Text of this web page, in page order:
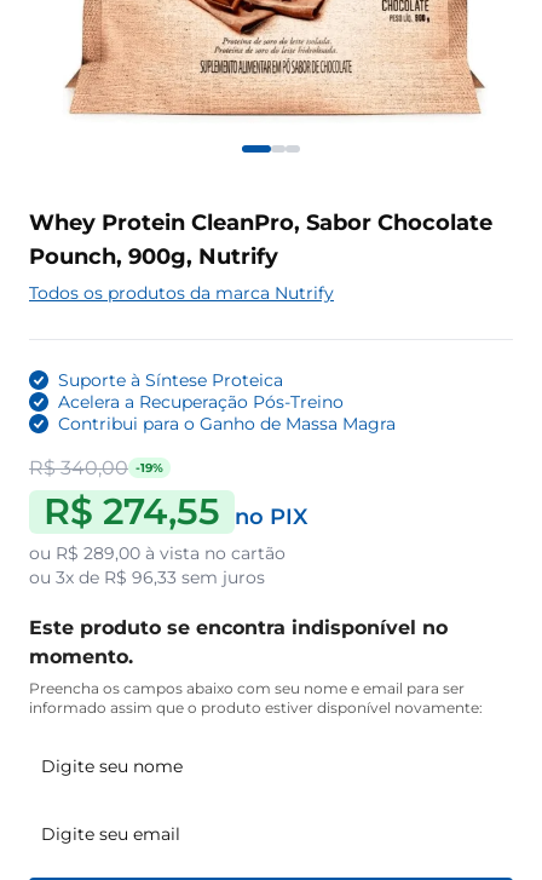
Whey Protein CleanPro, Sabor Chocolate
Pounch, 900g, Nutrify
Todos os produtos da marca Nutrify
Suporte à Síntese Proteica
Acelera a Recuperação Pós-Treino
Contribui para o Ganho de Massa Magra
R$ 340,00 -19%
R$ 274,55 no PIX
ou R$ 289,00 à vista no cartão
ou 3x de R$ 96,33 sem juros
Este produto se encontra indisponível no
momento.
Preencha os campos abaixo com seu nome e email para ser
informado assim que o produto estiver disponível novamente: